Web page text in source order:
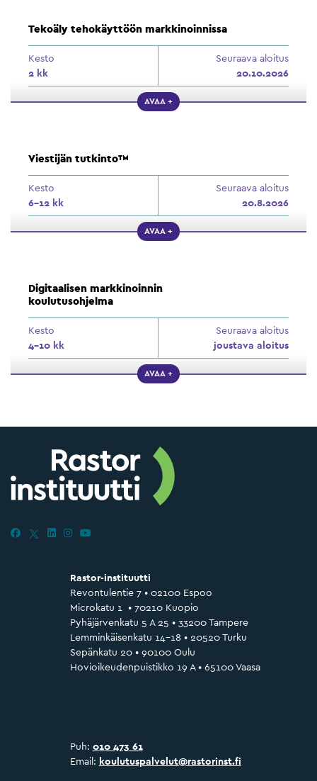
Tekoäly tehokäyttöön markkinoinnissa
Kesto
2 kk
Seuraava aloitus
20.10.2026
AVAA +
Viestijän tutkinto™
Kesto
6–12 kk
Seuraava aloitus
20.8.2026
AVAA +
Digitaalisen markkinoinnin
koulutusohjelma
Kesto
4–10 kk
Seuraava aloitus
joustava aloitus
AVAA +
Rastor-instituutti
Revontulentie 7 • 02100 Espoo
Microkatu 1 • 70210 Kuopio
Pyhäjärvenkatu 5 A 25 • 33200 Tampere
Lemminkäisenkatu 14–18 • 20520 Turku
Sepänkatu 20 • 90100 Oulu
Hovioikeudenpuistikko 19 A • 65100 Vaasa
Puh: 010 473 61
Email: koulutuspalvelut@rastorinst.fi